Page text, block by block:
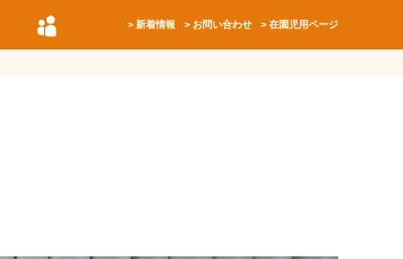
新着情報 お問い合わせ 在園児用ページ